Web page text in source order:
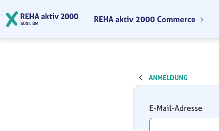
REHA aktiv 2000 Commerce
ANMELDUNG
Anmeldung
E-Mail-Adresse